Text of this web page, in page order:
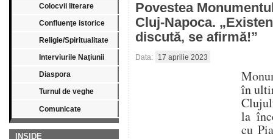
Colocvii literare
Confluenţe istorice
Religie/Spiritualitate
Interviurile Naţiunii
Diaspora
Turnul de veghe
Comunicate
INSIDE
Povestea
Cluj-Napoca.
discută, se afirmă!”
Data: 17 aprilie 2023
în
la
cu